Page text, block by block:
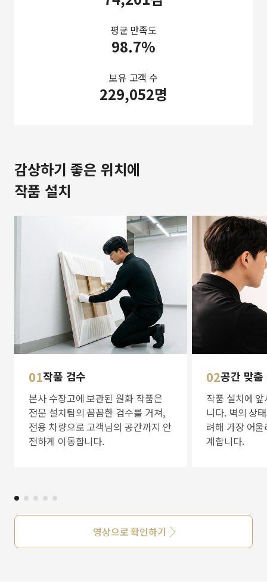
평균 만족도
98.7%
보유 고객 수
229,052명
감상하기 좋은 위치에
작품 설치
01작품 검수
본사 수장고에 보관된 원화 작품은
전문 설치팀의 꼼꼼한 검수를 거쳐,
전용 차량으로 고객님의 공간까지 안
전하게 이동합니다.
02공간 맞
작품 설치에
니다. 벽의 상
려해 가장 어
계합니다.
영상으로 확인하기